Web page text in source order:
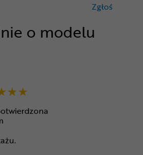
o modelu
Zgłoś